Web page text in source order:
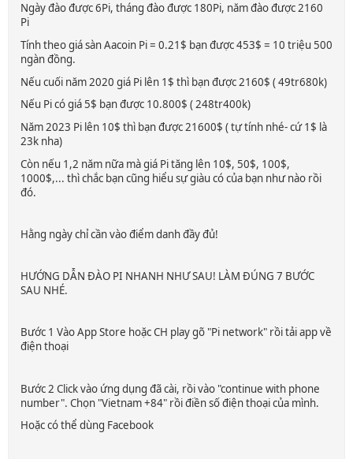
Ngày đào được 6Pi, tháng đào được 180Pi, năm đào được 2160
Pi
Tính theo giá sàn Aacoin Pi = 0.21$ bạn được 453$ = 10 triệu 500
ngàn đồng.
Nếu cuối năm 2020 giá Pi lên 1$ thì bạn được 2160$ ( 49tr680k)
Nếu Pi có giá 5$ bạn được 10.800$ ( 248tr400k)
Năm 2023 Pi lên 10$ thì bạn được 21600$ ( tự tính nhé- cứ 1$ là
23k nha)
Còn nếu 1,2 năm nữa mà giá Pi tăng lên 10$, 50$, 100$,
1000$,... thì chắc bạn cũng hiểu sự giàu có của bạn như nào rồi
đó.
Hằng ngày chỉ cần vào điểm danh đầy đủ!
HƯỚNG DẪN ĐÀO PI NHANH NHƯ SAU! LÀM ĐÚNG 7 BƯỚC
SAU NHÉ.
Bước 1 Vào App Store hoặc CH play gõ "Pi network" rồi tải app về
điện thoại
Bước 2 Click vào ứng dụng đã cài, rồi vào "continue with phone
number". Chọn "Vietnam +84" rồi điền số điện thoại của mình.
Hoặc có thể dùng Facebook